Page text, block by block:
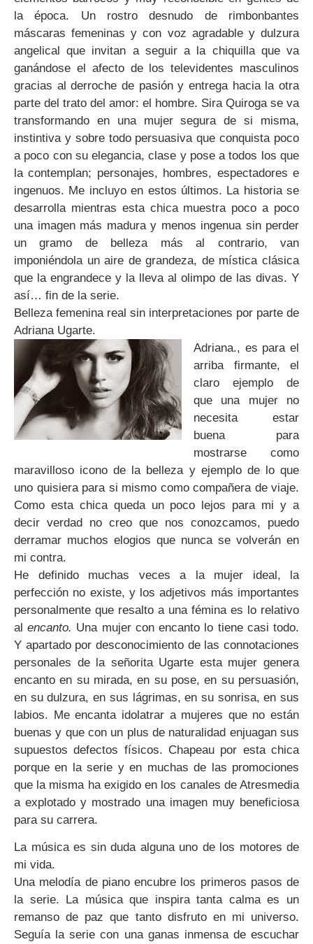
la época. Un rostro desnudo de rimbonbantes
máscaras femeninas y con voz agradable y dulzura
angelical que invitan a seguir a la chiquilla que va
ganándose el afecto de los televidentes masculinos
gracias al derroche de pasión y entrega hacia la otra
parte del trato del amor: el hombre. Sira Quiroga se va
transformando en una mujer segura de si misma,
instintiva y sobre todo persuasiva que conquista poco
a poco con su elegancia, clase y pose a todos los que
la contemplan; personajes, hombres, espectadores e
ingenuos. Me incluyo en estos últimos. La historia se
desarrolla mientras esta chica muestra poco a poco
una imagen más madura y menos ingenua sin perder
un gramo de belleza más al contrario, van
imponiéndola un aire de grandeza, de mística clásica
que la engrandece y la lleva al olimpo de las divas. Y
así… fin de la serie.
Belleza femenina real sin interpretaciones por parte de
Adriana Ugarte.
Adriana., es para el
arriba firmante, el
claro ejemplo de
que una mujer no
necesita estar
buena para
mostrarse como
maravilloso icono de la belleza y ejemplo de lo que
uno quisiera para si mismo como compañera de viaje.
Como esta chica queda un poco lejos para mi y a
decir verdad no creo que nos conozcamos, puedo
derramar muchos elogios que nunca se volverán en
mi contra.
He definido muchas veces a la mujer ideal, la
perfección no existe, y los adjetivos más importantes
personalmente que resalto a una fémina es lo relativo
alencanto. Una mujer con encanto lo tiene casi todo.
Y apartado por desconocimiento de las connotaciones
personales de la señorita Ugarte esta mujer genera
encanto en su mirada, en su pose, en su persuasión,
en su dulzura, en sus lágrimas, en su sonrisa, en sus
labios. Me encanta idolatrar a mujeres que no están
buenas y que con un plus de naturalidad enjuagan sus
supuestos defectos físicos. Chapeau por esta chica
porque en la serie y en muchas de las promociones
que la misma ha exigido en los canales de Atresmedia
a explotado y mostrado una imagen muy beneficiosa
para su carrera.
La música es sin duda alguna uno de los motores de
mi vida.
Una melodía de piano encubre los primeros pasos de
la serie. La música que inspira tanta calma es un
remanso de paz que tanto disfruto en mi universo.
Seguía la serie con una ganas inmensa de escuchar